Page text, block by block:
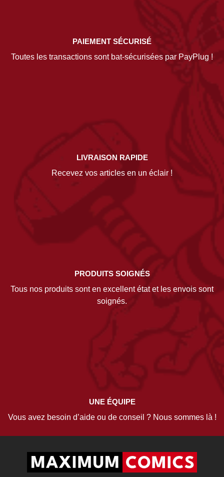
PAIEMENT SÉCURISÉ
Toutes les transactions sont bat-sécurisées par PayPlug !
LIVRAISON RAPIDE
Recevez vos articles en un éclair !
PRODUITS SOIGNÉS
Tous nos produits sont en excellent état et les envois sont
soignés.
UNE ÉQUIPE
Vous avez besoin d’aide ou de conseil ? Nous sommes là !